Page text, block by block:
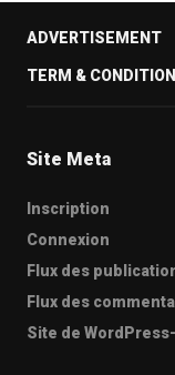
ADVERTISEMENT
TERM & CONDITION
Site Meta
Inscription
Connexion
Flux des
Flux des
Site de